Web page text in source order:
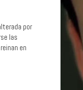
por
las
en